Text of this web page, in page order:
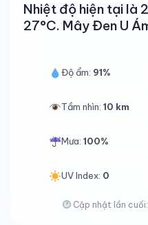
Nhiệt độ hiện tại là
27°C. Mây Đen U
Độ ẩm: 91%
Tầm nhìn: 10 km
Mưa: 100%
UV Index: 0
Cập nhật lần